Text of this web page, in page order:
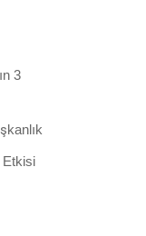
3
Etkisi